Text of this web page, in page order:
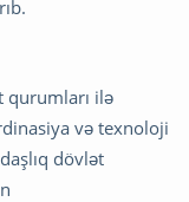
qurumları ilə
və texnoloji
dövlət